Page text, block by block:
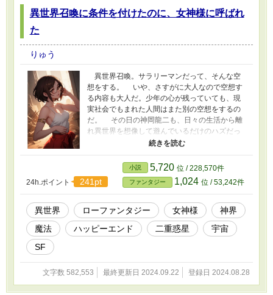
異世界召喚に条件を付けたのに、女神様に呼ばれ
た
りゅう
異世界召喚。サラリーマンだって、そんな空
想をする。 いや、さすがに大人なので空想す
る内容も大人だ。少年の心が残っていても、現
実社会でもまれた人間はまた別の空想をするの
だ。 その日の神岡龍二も、日々の生活から離
れ異世界を想像して遊んでいるだけのハズだっ
た。そこには何の問題もないハズだった。だ
ってしまった……。 この物語は、「竹取物語
の月の世界へ帰った後の話」（男版）をコンセ
プトに展開していきます。 注：この作品は、小
説家になろう、カクヨム、テイルズでも公開し
ていますが、構成が違う場合もあります。
24h.ポイント 241pt
小説 5,720 位 / 228,570件
ファンタジー 1,024 位 / 53,242件
異世界 ローファンタジー 女神様
神界
魔法
ハッピーエンド 二重惑星
宇宙
SF
文字数 582,553 最終更新日 2024.09.22 登録日 2024.08.28